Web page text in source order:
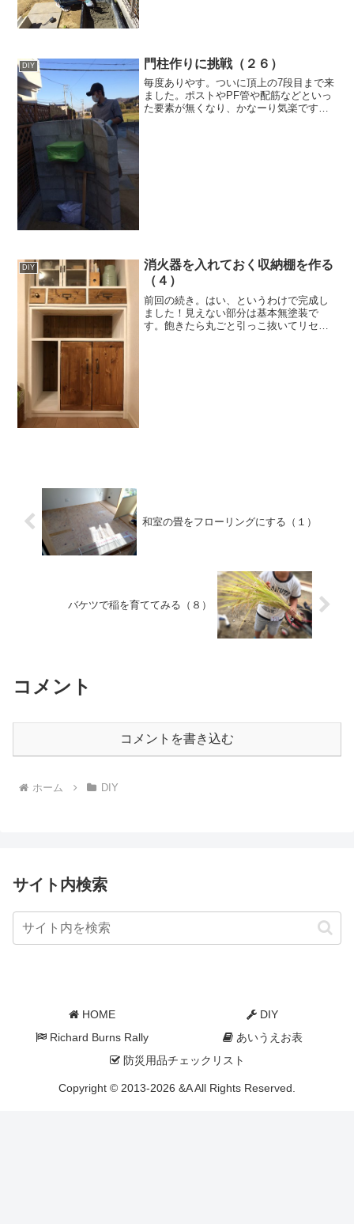
DIY 門柱作りに挑戦（２６）
毎度ありやす。ついに頂上の7段目まで来
ました。ポストやPF管や配筋などといっ
た要素が無くなり、かなーり気楽です
DIY
消火器を入れておく収納棚を作る
（４）
前回の続き。はい、というわけで完成し
ました！見えない部分は基本無塗装で
す。飽きたら丸ごと引っこ抜いてリセッ
和室の畳をフローリングにする（１）
バケツで稲を育ててみる（８）
コメント
コメントを書き込む
ホーム DIY
サイト内検索
HOME
DIY
Richard Burns Rally
あいうえお表
防災用品チェックリスト
Copyright © 2013-2026 &A All Rights Reserved.